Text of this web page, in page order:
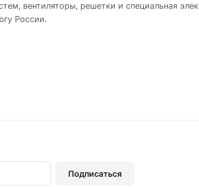
вентиляторы, решетки и специальная
России.
Подписаться